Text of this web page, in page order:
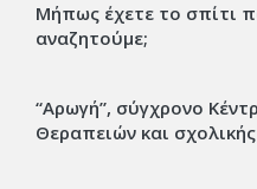
Μήπως έχετε το σπίτι
αναζητούμε;
“Αρωγή”, σύγχρονο
Θεραπειών και